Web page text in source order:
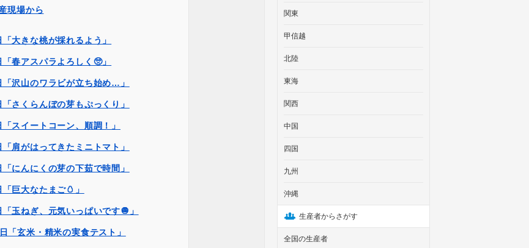
現場から
大きな桃が採れるよう」
春アスパラよろしく🥺」
沢山のワラビが立ち始め…」
さくらんぼの芽もぷっくり」
スイートコーン、順調！」
肩がはってきたミニトマト」
にんにくの芽の下茹で時間」
巨大なたまご🥚」
玉ねぎ、元気いっぱいです🧅」
「玄米・精米の実食テスト」
関東
甲信越
北陸
東海
関西
中国
四国
九州
沖縄
生産者からさがす
全国の生産者